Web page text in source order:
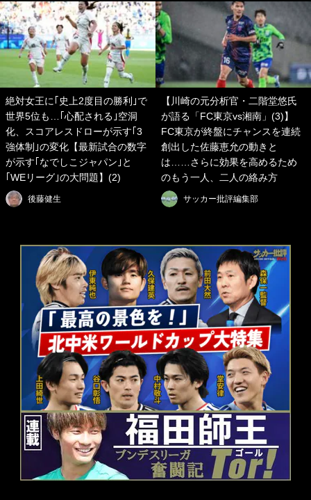
絶対女王に｢史上2度目の勝利｣で
世界5位も…｢心配される｣空洞
化、スコアレスドローが示す｢3
強体制｣の変化【最新試合の数字
が示す｢なでしこジャパン｣と
｢WEリーグ｣の大問題】(2)
後藤健生
【川崎の元分析官・二階堂悠氏
が語る「FC東京vs湘南」(3)】
FC東京が終盤にチャンスを連続
創出した佐藤恵允の動きと
は……さらに効果を高めるため
のもう一人、二人の絡み方
サッカー批評編集部